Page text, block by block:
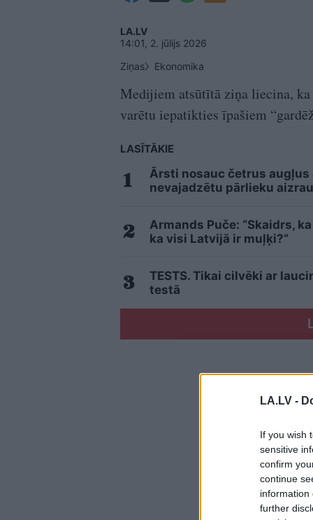
LA.LV -
If you wish
sensitive
confirm
continue
information
further
LA.LV
14:01, 2. jūlijs 2026
Ziņas
Ekonomika
Medijiem atsūtītā ziņa liecina,
varētu iepatikties īpašiem
LASĪTĀKIE
Ārsti nosauc četrus augļus
nevajadzētu pārlieku
Armands Puče: “Skaidrs,
ka visi Latvijā ir muļķi?”
TESTS. Tikai cilvēki ar
testā